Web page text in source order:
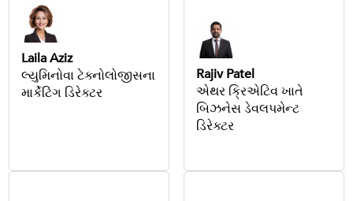
Laila Aziz
લ્યુમિનોવા ટેક્નોલોજીસના
માર્કેટિંગ ડિરેક્ટર
Rajiv Patel
એથર ક્રિએટિવ ખાતે
બિઝનેસ ડેવલપમેન્ટ
ડિરેક્ટર